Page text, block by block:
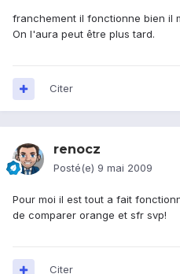
franchement il fonctionne bien il
On l'aura peut être plus tard.
Citer
renocz
Posté(e) 9 mai 2009
Pour moi il est tout a fait
de comparer orange et sfr svp!
Citer